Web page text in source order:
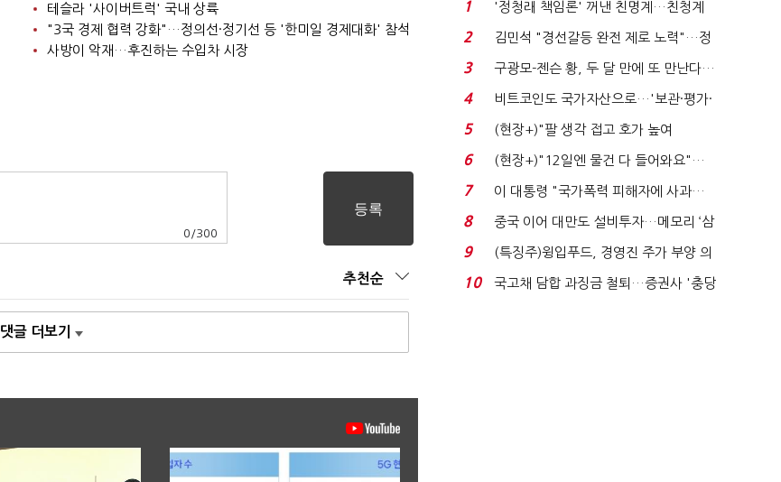
테슬라 '사이버트럭' 국내 상륙
"3국 경제 협력 강화"…정의선·정기선 등 '한미일 경제대화' 참석
사방이 악재…후진하는 수입차 시장
0 /300
추천순
댓글 더보기
1
'정청래 책임론' 꺼낸 친명계…친청계
는 추가투표 때리기...
2
김민석 "경선갈등 완전 제로 노력"…정
청래 "반명 공세 사...
3
구광모-젠슨 황, 두 달 만에 또 만난다…
로봇·AI 등 논...
4
비트코인도 국가자산으로…'보관·평가·
처분' 기준은 ...
5
(현장+)"팔 생각 접고 호가 높여
요"…'덜 똘똘한 한 채' 20...
6
(현장+)"12일엔 물건 다 들어와요"…
빈 매대 채우며 문 연 ...
7
이 대통령 "국가폭력 피해자에 사과…
적극적 조사로 진...
8
중국 이어 대만도 설비투자…메모리 ‘삼
국전쟁’
9
(특징주)윙입푸드, 경영진 주가 부양 의
지에 상한가...
10
국고채 담합 과징금 철퇴…증권사 '충당